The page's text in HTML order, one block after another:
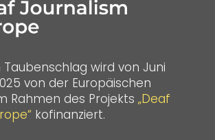
wird von Juni
von der Europäischen
Rahmen des Projekts „Deaf
kofinanziert.